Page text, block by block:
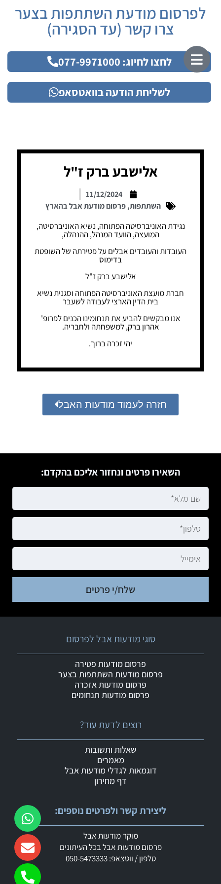
לפרסום מודעת השתתפות בצער
צרו קשר (עד הסגירה)
לחצו לחיוג: 077-9971000
לשליחת הודעה בוואטסאפ
אלישבע ברק ז"ל
11/12/2024
השתתפות,פרסום מודעת אבל בהארץ
נגידת האוניברסיטה הפתוחה, נשיא האוניברסיטה,
המועצה, הוועד המנהל, ההנהלה,
העובדות והעובדים אבלים על פטירתה של השופטת
בדימוס
אלישבע ברק ז"ל
חברת מועצת האוניברסיטה הפתוחה וסגנית נשיא
בית הדין הארצי לעבודה לשעבר
אנו מבקשים להביע את תנחומינו הכנים לפרופ'
אהרון ברק, למשפחתה ולחבריה.
יהי זכרה ברוך.
חזרה לעמוד מודעות האבל
השאירו פרטים ונחזור אליכם בהקדם:
שלח/י פרטים
ליצירת קשר ולפרטים נוספים:
מוקד מודעות אבל
פרסום מודעות אבל בכל העיתונים
טלפון / ווטצאפ: 050-5473333
רוצים לדעת עוד?
שאלות ותשובות
מאמרים
דוגמאות לגדלי מודעות אבל
דף מחירון
סוגי מודעות אבל לפרסום
פרסום מודעות פטירה
פרסום מודעות השתתפות בצער
פרסום מודעות אזכרה
פרסום מודעות תנחומים